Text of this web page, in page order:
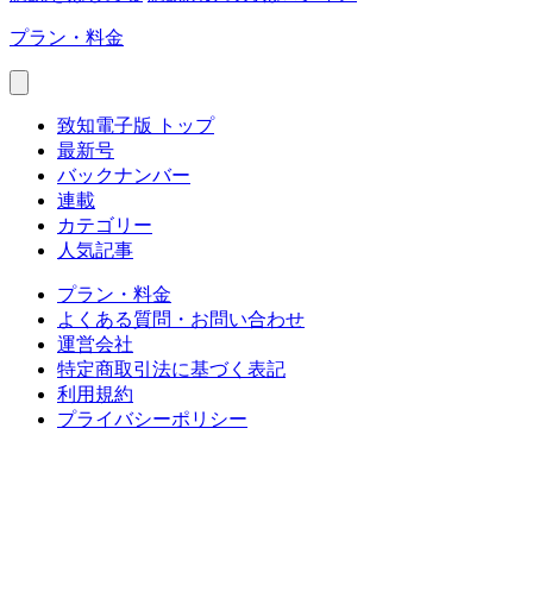
プラン・料金
致知電子版 トップ
最新号
バックナンバー
連載
カテゴリー
人気記事
プラン・料金
よくある質問・お問い合わせ
運営会社
特定商取引法に基づく表記
利用規約
プライバシーポリシー